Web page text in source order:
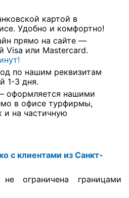
картой в
Удобно и комфортно!
прямо на сайте —
Visa или Mastercard.
по нашим реквизитам
1-3 дня.
оформляется нашими
в офисе турфирмы,
и на частичную
с клиентами из Санкт-
ограничена границами